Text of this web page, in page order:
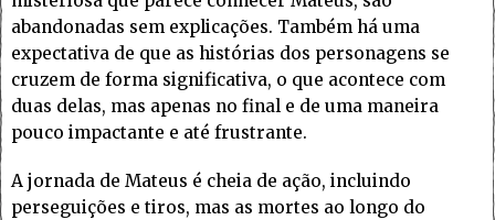
abandonadas sem explicações. Também há uma
expectativa de que as histórias dos personagens se
cruzem de forma significativa, o que acontece com
duas delas, mas apenas no final e de uma maneira
pouco impactante e até frustrante.
A jornada de Mateus é cheia de ação, incluindo
perseguições e tiros, mas as mortes ao longo do